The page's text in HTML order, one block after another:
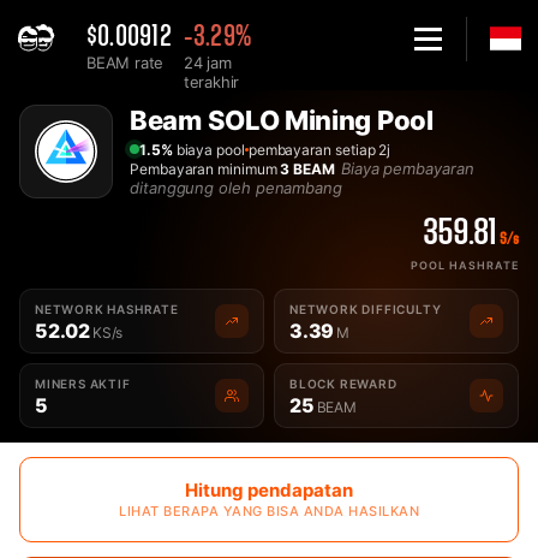
$0.00912
BEAM rate
-3.29%
24 jam
terakhir
Home
Indonesian Mining Pool Beam Solo - 2Miners
Beam SOLO Mining Pool
1.5%biaya pool pembayaran setiap 2j
Pembayaran minimum3 BEAM Biaya pembayaran
ditanggung oleh penambang
359.81 S/s
POOL HASHRATE
NETWORK HASHRATE
52.02 KS/s
NETWORK DIFFICULTY
3.39 M
MINERS AKTIF
5
BLOCK REWARD
25 BEAM
Hitung pendapatan
LIHAT BERAPA YANG BISA ANDA HASILKAN